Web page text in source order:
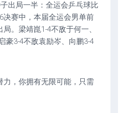
出局一半：全运会乒乓球比
赛中，本届全运会男单前
。梁靖崑1-4不敌于何一、
豪3-4不敌袁励岑、向鹏3-4
力，你拥有无限可能，只需